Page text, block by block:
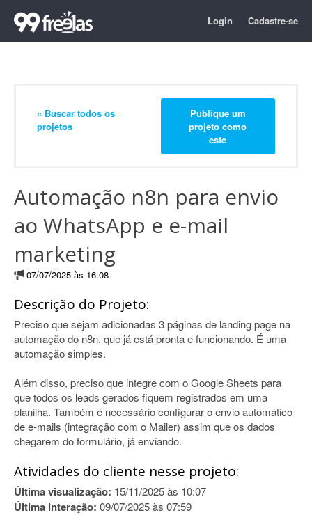
Login Cadastre-se
« Buscar todos os
projetos
Publique um
projeto como
este
Automação n8n para envio
ao WhatsApp e e-mail
marketing
07/07/2025 às 16:08
Descrição do Projeto:
Preciso que sejam adicionadas 3 páginas de landing page na
automação do n8n, que já está pronta e funcionando. É uma
automação simples.
Além disso, preciso que integre com o Google Sheets para
que todos os leads gerados fiquem registrados em uma
planilha. Também é necessário configurar o envio automático
de e-mails (integração com o Mailer) assim que os dados
chegarem do formulário, já enviando.
Atividades do cliente nesse projeto:
Última visualização: 15/11/2025 às 10:07
Última interação: 09/07/2025 às 07:59